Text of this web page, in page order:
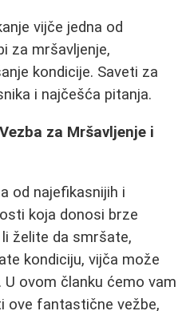
vijče jedna od
za mršavljenje,
kondicije. Saveti za
i najčešća pitanja.
za Mršavljenje i
od najefikasnijih i
koja donosi brze
želite da smršate,
kondiciju, vijča može
ovom članku ćemo vam
ove fantastične vežbe,